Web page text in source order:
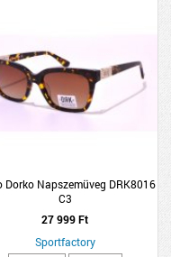
Dorko Napszemüveg DRK8016
C3
27 999 Ft
Sportfactory